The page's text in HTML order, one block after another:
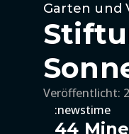
Garten und
Veröffentlicht:
:newstime
44